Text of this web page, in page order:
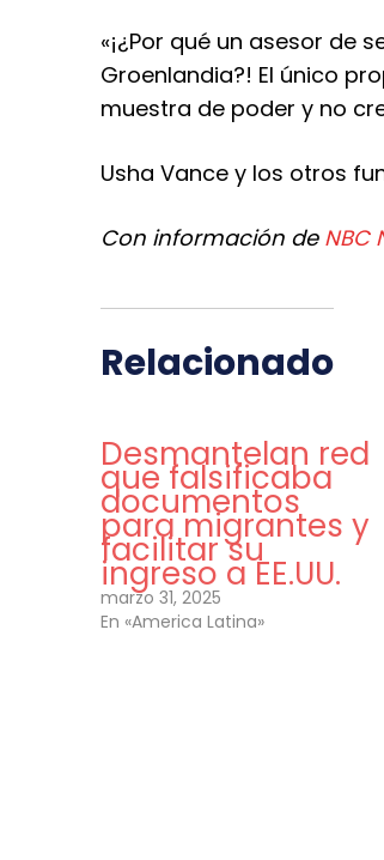
«¡¿Por qué un asesor de
Groenlandia?! El único
muestra de poder y no
Usha Vance y los otros
Con información de NBC
Relacionado
Desmantelan red
que falsificaba
documentos
para migrantes y
facilitar su
ingreso a EE.UU.
marzo 31, 2025
En «America Latina»